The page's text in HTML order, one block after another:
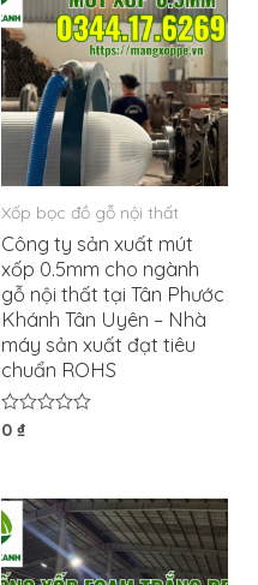
Xốp bọc đồ gỗ nội thất
Công ty sản xuất mút
xốp 0.5mm cho ngành
gỗ nội thất tại Tân Phước
Khánh Tân Uyên – Nhà
máy sản xuất đạt tiêu
chuẩn ROHS
Được
sao
0 ₫